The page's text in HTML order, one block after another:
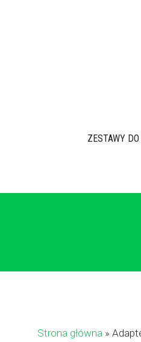
ZESTAWY
Strona główna »